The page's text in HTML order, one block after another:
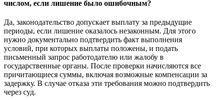
числом, если лишение было ошибочным?
Да, законодательство допускает выплату за предыдущие
периоды, если лишение оказалось незаконным. Для этого
нужно документально подтвердить факт выполнения
условий, при которых выплаты положены, и подать
письменный запрос работодателю или жалобу в
государственные органы. После проверки начисляются все
причитающиеся суммы, включая возможные компенсации за
задержку. В случае отказа эти требования можно подтвердить
через суд.